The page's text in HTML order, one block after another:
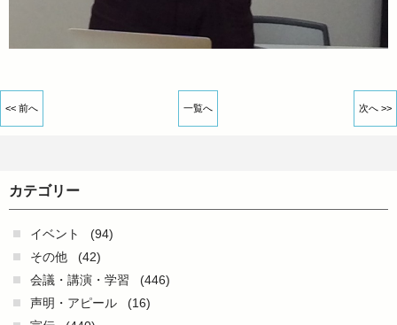
<< 前へ 一覧へ 次へ >>
カテゴリー
イベント
(94)
その他
(42)
会議・講演・学習
(446)
声明・アピール
(16)